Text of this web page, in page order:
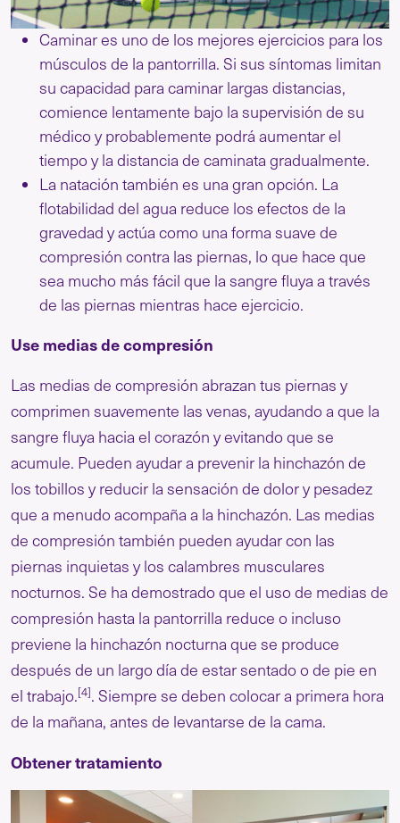
Caminar es uno de los mejores ejercicios para los
músculos de la pantorrilla. Si sus síntomas limitan
su capacidad para caminar largas distancias,
comience lentamente bajo la supervisión de su
médico y probablemente podrá aumentar el
tiempo y la distancia de caminata gradualmente.
La natación también es una gran opción. La
flotabilidad del agua reduce los efectos de la
gravedad y actúa como una forma suave de
compresión contra las piernas, lo que hace que
sea mucho más fácil que la sangre fluya a través
de las piernas mientras hace ejercicio.
Use medias de compresión
Las medias de compresión abrazan tus piernas y
comprimen suavemente las venas, ayudando a que la
sangre fluya hacia el corazón y evitando que se
acumule. Pueden ayudar a prevenir la hinchazón de
los tobillos y reducir la sensación de dolor y pesadez
que a menudo acompaña a la hinchazón. Las medias
de compresión también pueden ayudar con las
piernas inquietas y los calambres musculares
nocturnos. Se ha demostrado que el uso de medias de
compresión hasta la pantorrilla reduce o incluso
previene la hinchazón nocturna que se produce
después de un largo día de estar sentado o de pie en
el trabajo.[4]. Siempre se deben colocar a primera hora
de la mañana, antes de levantarse de la cama.
Obtener tratamiento